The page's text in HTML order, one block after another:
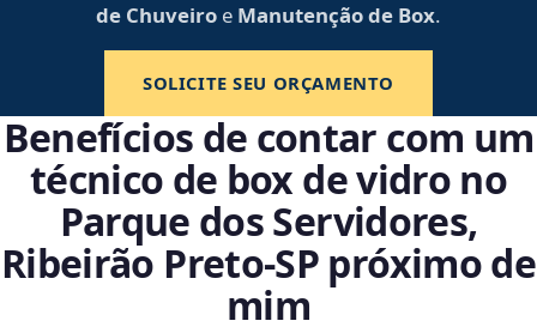
de Chuveiro e Manutenção de Box.
SOLICITE SEU ORÇAMENTO
Benefícios de contar com um
técnico de box de vidro no
Parque dos Servidores,
Ribeirão Preto‑SP próximo de
mim